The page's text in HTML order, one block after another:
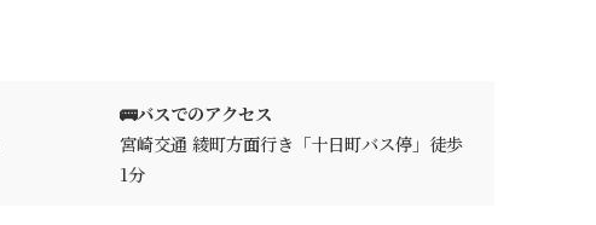
🚌バスでのアクセス
宮崎交通 綾町方面行き「十日町バス停」徒歩
1分